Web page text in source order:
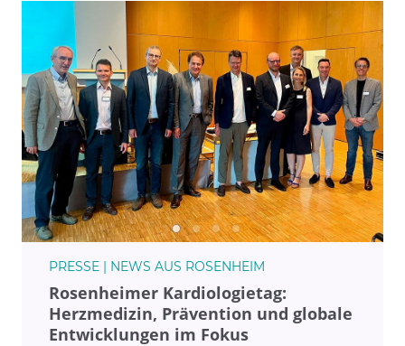
PRESSE | NEWS AUS ROSENHEIM
Rosenheimer Kardiologietag:
Herzmedizin, Prävention und globale
Entwicklungen im Fokus